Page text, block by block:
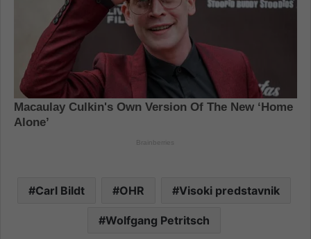
Carl Bildt OHR Visoki predstavnik
Wolfgang Petritsch